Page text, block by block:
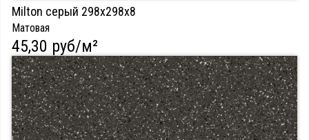
Milton серый 298х298х8
Матовая
45,30 руб/м²